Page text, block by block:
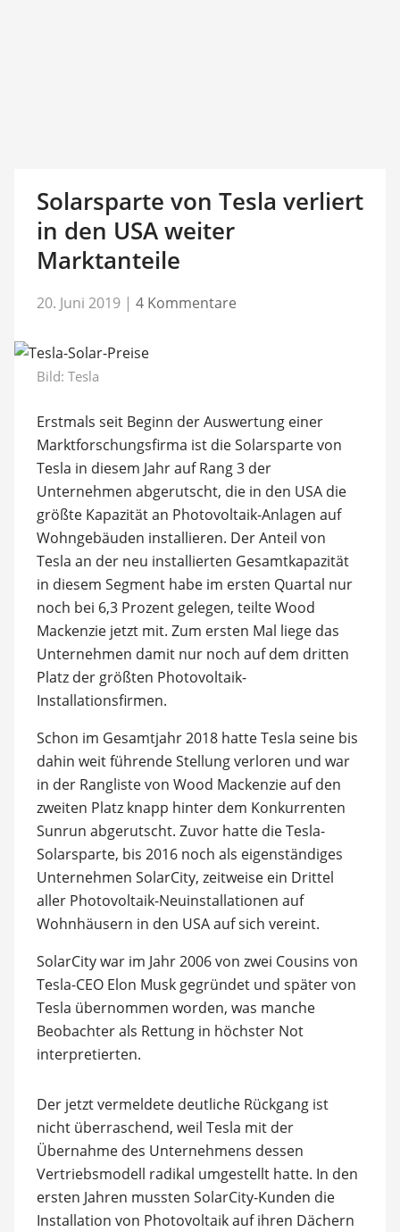
Solarsparte von Tesla verliert
in den USA weiter
Marktanteile
20. Juni 2019 | 4 Kommentare
Bild: Tesla
Erstmals seit Beginn der Auswertung einer
Marktforschungsfirma ist die Solarsparte von
Tesla in diesem Jahr auf Rang 3 der
Unternehmen abgerutscht, die in den USA die
größte Kapazität an Photovoltaik-Anlagen auf
Wohngebäuden installieren. Der Anteil von
Tesla an der neu installierten Gesamtkapazität
in diesem Segment habe im ersten Quartal nur
noch bei 6,3 Prozent gelegen, teilte Wood
Mackenzie jetzt mit. Zum ersten Mal liege das
Unternehmen damit nur noch auf dem dritten
Platz der größten Photovoltaik-
Installationsfirmen.
Schon im Gesamtjahr 2018 hatte Tesla seine bis
dahin weit führende Stellung verloren und war
in der Rangliste von Wood Mackenzie auf den
zweiten Platz knapp hinter dem Konkurrenten
Sunrun abgerutscht. Zuvor hatte die Tesla-
Solarsparte, bis 2016 noch als eigenständiges
Unternehmen SolarCity, zeitweise ein Drittel
aller Photovoltaik-Neuinstallationen auf
Wohnhäusern in den USA auf sich vereint.
SolarCity war im Jahr 2006 von zwei Cousins von
Tesla-CEO Elon Musk gegründet und später von
Tesla übernommen worden, was manche
Beobachter als Rettung in höchster Not
interpretierten.
Der jetzt vermeldete deutliche Rückgang ist
nicht überraschend, weil Tesla mit der
Übernahme des Unternehmens dessen
Vertriebsmodell radikal umgestellt hatte. In den
ersten Jahren mussten SolarCity-Kunden die
Installation von Photovoltaik auf ihren Dächern